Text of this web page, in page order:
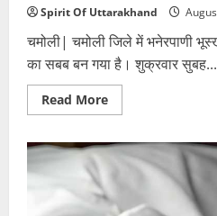
Spirit Of Uttarakhand
चमोली| चमोली जिले में भनेरपाणी
का सबब बन गया है। शुक्रवार सुबह...
Read MoreRead
more
में
भूस्खलन
हाईवे
बंद,